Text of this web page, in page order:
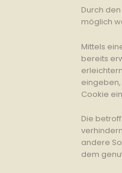
Durch
möglich
Mittels
bereits
Cookie
Die
andere
dem